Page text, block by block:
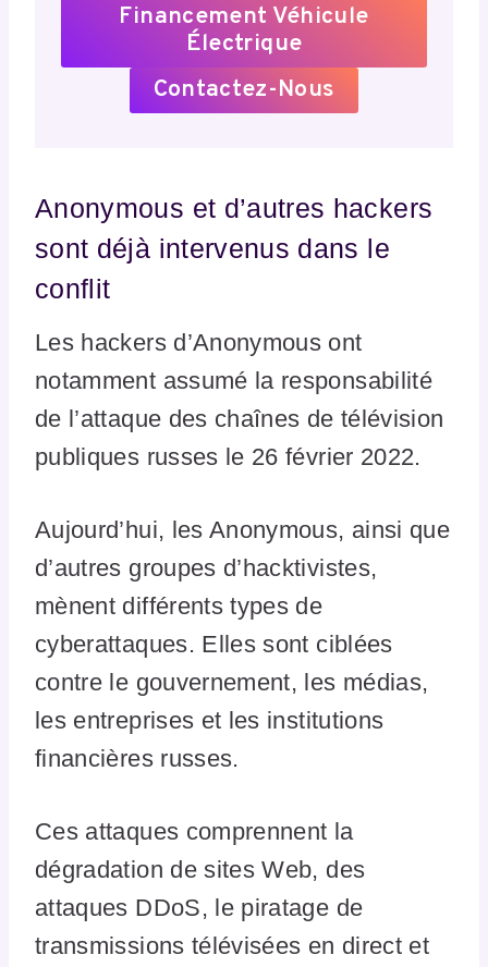
Financement Véhicule
Électrique
Contactez-Nous
Anonymous et d’autres hackers
sont déjà intervenus dans le
conflit
Les hackers d’Anonymous ont
notamment assumé la responsabilité
de l’attaque des chaînes de télévision
publiques russes le 26 février 2022.
Aujourd’hui, les Anonymous, ainsi que
d’autres groupes d’hacktivistes,
mènent différents types de
cyberattaques. Elles sont ciblées
contre le gouvernement, les médias,
les entreprises et les institutions
financières russes.
Ces attaques comprennent la
dégradation de sites Web, des
attaques DDoS, le piratage de
transmissions télévisées en direct et